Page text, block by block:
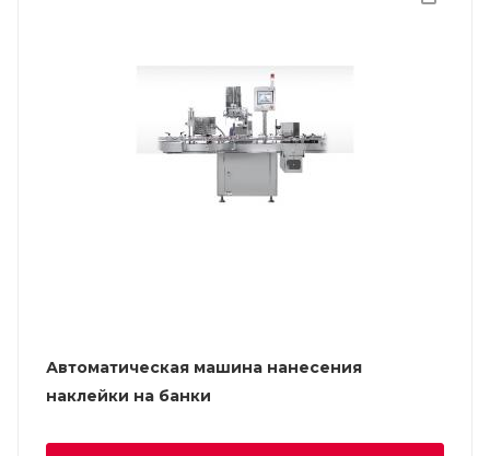
Автоматическая машина нанесения
наклейки на банки